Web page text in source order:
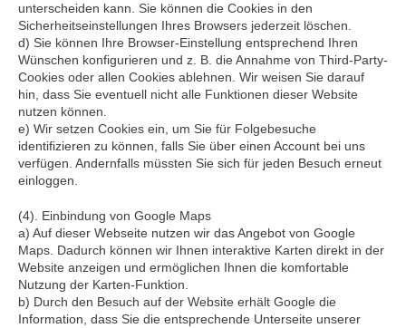
unterscheiden kann. Sie können die Cookies in den
Sicherheitseinstellungen Ihres Browsers jederzeit löschen.
d) Sie können Ihre Browser-Einstellung entsprechend Ihren
Wünschen konfigurieren und z. B. die Annahme von Third-Party-
Cookies oder allen Cookies ablehnen. Wir weisen Sie darauf
hin, dass Sie eventuell nicht alle Funktionen dieser Website
nutzen können.
e) Wir setzen Cookies ein, um Sie für Folgebesuche
identifizieren zu können, falls Sie über einen Account bei uns
verfügen. Andernfalls müssten Sie sich für jeden Besuch erneut
einloggen.
(4). Einbindung von Google Maps
a) Auf dieser Webseite nutzen wir das Angebot von Google
Maps. Dadurch können wir Ihnen interaktive Karten direkt in der
Website anzeigen und ermöglichen Ihnen die komfortable
Nutzung der Karten-Funktion.
b) Durch den Besuch auf der Website erhält Google die
Information, dass Sie die entsprechende Unterseite unserer